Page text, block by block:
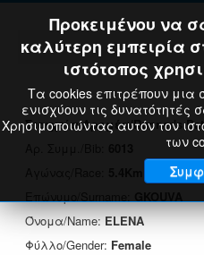
Στοιχεία Δρομέα/Runner's
Όνομα/Name:ELENA
Φύλλο/Gender: Female
Προκειμένου να
καλύτερη εμπειρία
ιστότοπος
Τα cookies επιτρέπουν μια
ενισχύουν τις δυνατότητές
Χρησιμοποιώντας αυτόν τον
των